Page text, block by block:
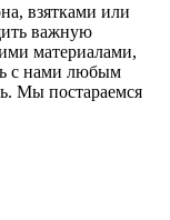
взятками или
важную
материалами,
с нами любым
Мы постараемся